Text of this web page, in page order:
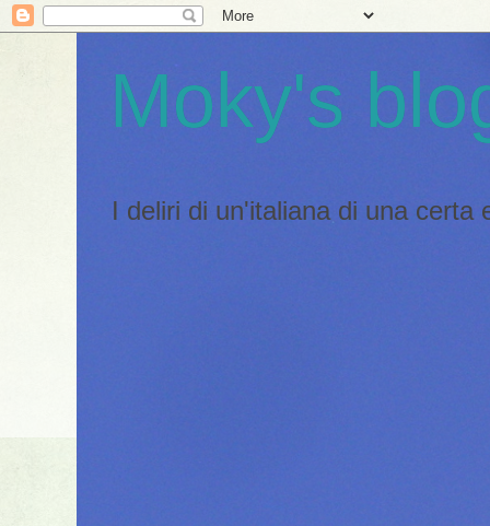
Moky's
I deliri di un'italiana di una certa